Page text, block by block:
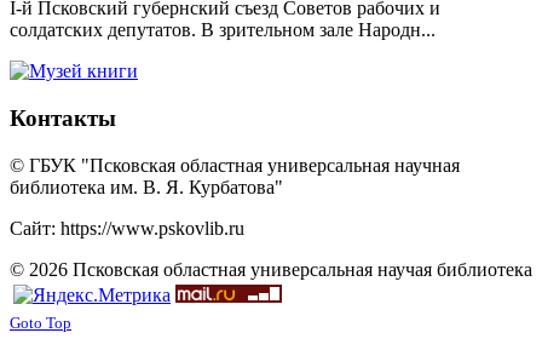
I-й Псковский губернский съезд Советов рабочих и
солдатских депутатов. В зрительном зале Народн...
Контакты
© ГБУК "Псковская областная универсальная научная
библиотека им. В. Я. Курбатова"
Сайт: https://www.pskovlib.ru
© 2026 Псковская областная универсальная научая библиотека
Goto Top